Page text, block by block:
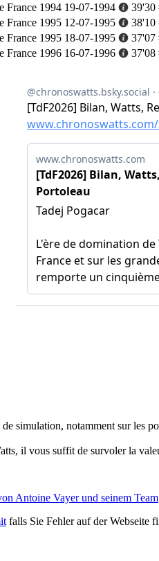
France 1994 19-07-1994 39'30
France 1995 12-07-1995 38'10
France 1995 18-07-1995 37'07
France 1996 16-07-1996 37'08
simulation, notamment sur
il vous suffit de survoler la
Antoine Vayer und seinem Team
falls Sie Fehler auf der Webseite